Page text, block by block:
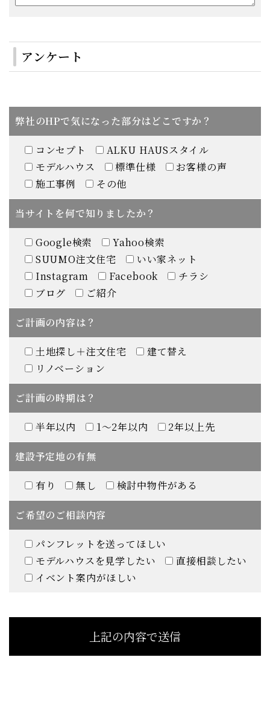
アンケート
弊社のHPで気になった部分はどこですか？
コンセプト
ALKU HAUSスタイル
モデルハウス
標準仕様
お客様の声
施工事例
その他
当サイトを何で知りましたか？
Google検索
Yahoo検索
SUUMO注文住宅
いい家ネット
Instagram
Facebook
チラシ
ブログ
ご紹介
ご計画の内容は？
土地探し＋注文住宅
建て替え
リノベーション
ご計画の時期は？
半年以内 1～2年以内 2年以上先
建設予定地の有無
有り 無し 検討中物件がある
ご希望のご相談内容
パンフレットを送ってほしい
モデルハウスを見学したい
直接相談したい
イベント案内がほしい